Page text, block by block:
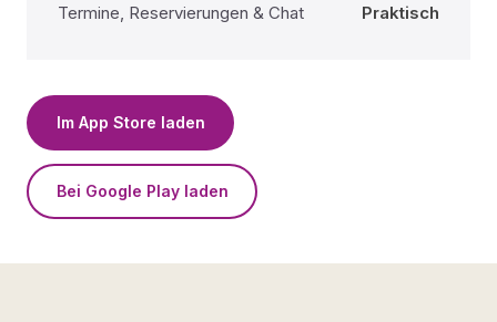
Termine, Reservierungen & Chat
Praktisch
Im App Store laden
Bei Google Play laden